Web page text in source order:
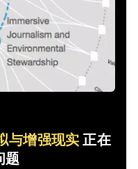
与增强现实 正在
题